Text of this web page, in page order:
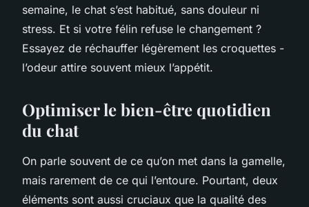
semaine, le chat s’est habitué, sans douleur ni
stress. Et si votre félin refuse le changement ?
Essayez de réchauffer légèrement les croquettes -
l’odeur attire souvent mieux l’appétit.
Optimiser le bien-être quotidien
du chat
On parle souvent de ce qu’on met dans la gamelle,
mais rarement de ce qui l’entoure. Pourtant, deux
éléments sont aussi cruciaux que la qualité des